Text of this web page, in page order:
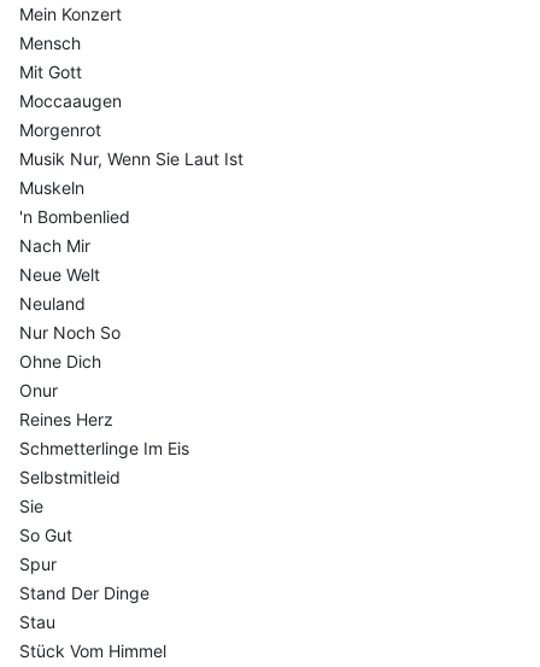
Mein Konzert
Mensch
Mit Gott
Moccaaugen
Morgenrot
Musik Nur, Wenn Sie Laut Ist
Muskeln
'n Bombenlied
Nach Mir
Neue Welt
Neuland
Nur Noch So
Ohne Dich
Onur
Reines Herz
Schmetterlinge Im Eis
Selbstmitleid
Sie
So Gut
Spur
Stand Der Dinge
Stau
Stück Vom Himmel